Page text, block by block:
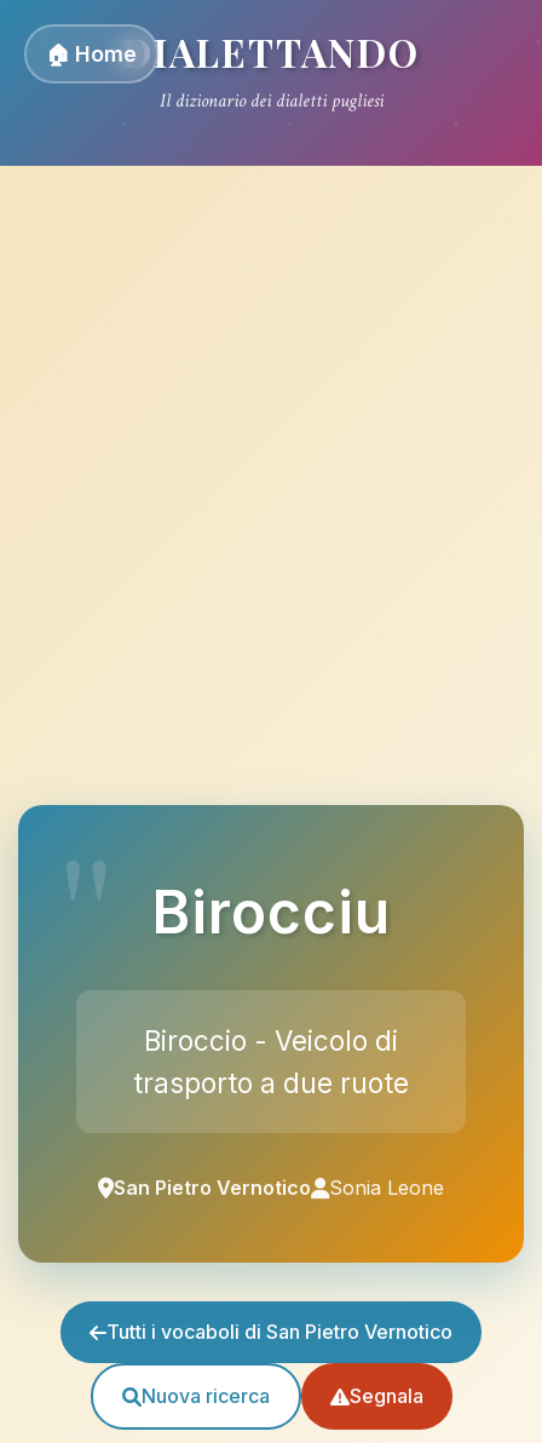
🏠 HomeDIALETTANDO
Il dizionario dei dialetti pugliesi
Birocciu
Biroccio - Veicolo di
trasporto a due ruote
San Pietro Vernotico Sonia Leone
Tutti i vocaboli di San Pietro Vernotico
Nuova ricerca Segnala